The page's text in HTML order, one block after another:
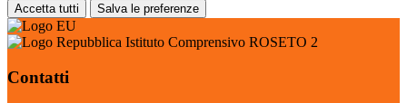
Accetta tutti Salva le preferenze
Istituto Comprensivo ROSETO 2
Contatti